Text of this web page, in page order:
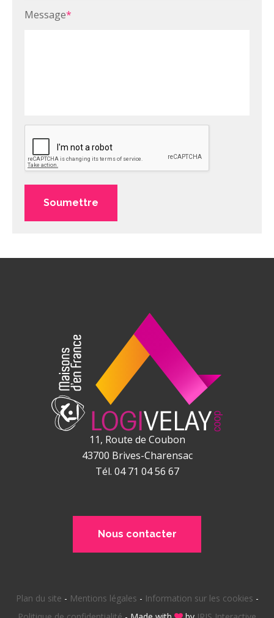
Message*
11, Route de Coubon
43700 Brives-Charensac
Tél. 04 71 04 56 67
Nous contacter
Plan du site - Mentions légales - Information sur les cookies -